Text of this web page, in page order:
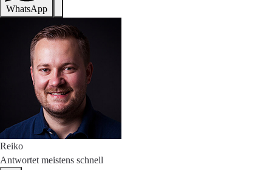
WhatsApp
Reiko
Antwortet meistens schnell